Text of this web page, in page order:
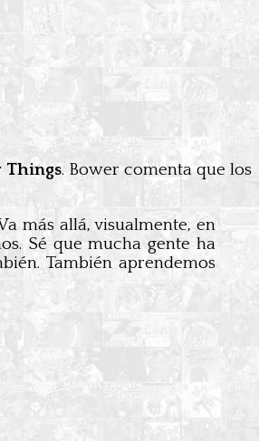
Things. Bower comenta que los
más allá, visualmente, en
Sé que mucha gente ha
También aprendemos